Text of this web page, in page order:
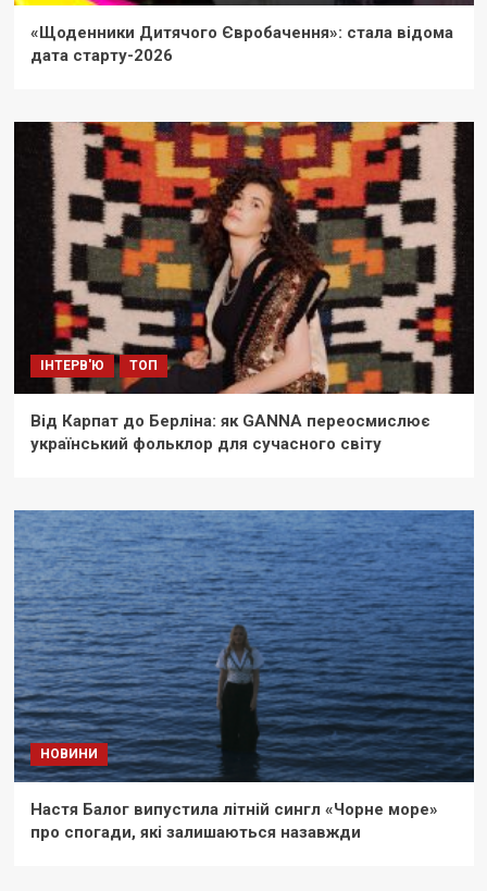
«Щоденники Дитячого Євробачення»: стала відома
дата старту-2026
ІНТЕРВ'Ю ТОП
Від Карпат до Берліна: як GANNA переосмислює
український фольклор для сучасного світу
НОВИНИ
Настя Балог випустила літній сингл «Чорне море»
про спогади, які залишаються назавжди